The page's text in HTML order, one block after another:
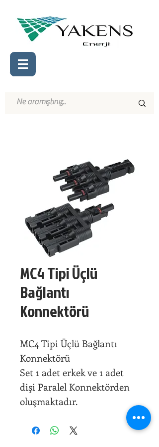
MC4 Tipi Üçlü
Bağlantı
Konnektörü
MC4 Tipi Üçlü Bağlantı
Konnektörü
Set 1 adet erkek ve 1 adet
dişi Paralel Konnektörden
oluşmaktadır.